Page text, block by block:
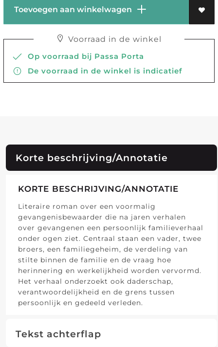
Toevoegen aan winkelwagen
Voorraad in de winkel
Op voorraad bij Passa Porta
De voorraad in de winkel is indicatief
Korte beschrijving/Annotatie
KORTE BESCHRIJVING/ANNOTATIE
Literaire roman over een voormalig
gevangenisbewaarder die na jaren verhalen
over gevangenen een persoonlijk familieverhaal
onder ogen ziet. Centraal staan een vader, twee
broers, een familiegeheim, de verdeling van
stilte binnen de familie en de vraag hoe
herinnering en werkelijkheid worden vervormd.
Het verhaal onderzoekt ook daderschap,
verantwoordelijkheid en de grens tussen
persoonlijk en gedeeld verleden.
Tekst achterflap